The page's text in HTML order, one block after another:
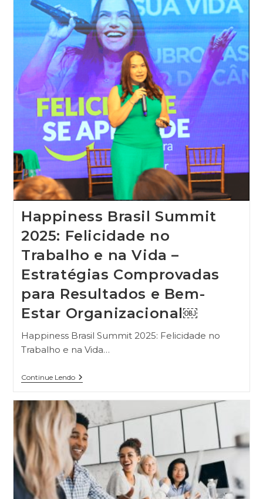
Happiness Brasil Summit
2025: Felicidade no
Trabalho e na Vida –
Estratégias Comprovadas
para Resultados e Bem-
Estar Organizacional￼
Happiness Brasil Summit 2025: Felicidade no
Trabalho e na Vida…
Continue Lendo